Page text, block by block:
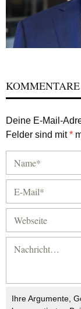
KOMMENTARE
Deine E-Mail-
Felder sind mit*
Ihre Argumente,